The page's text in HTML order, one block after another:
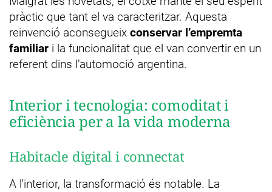
pràctic que tant el va caracteritzar. Aquesta
reinvenció aconsegueix conservar l’empremta
familiar i la funcionalitat que el van convertir en un
referent dins l’automoció argentina.
Interior i tecnologia: comoditat i
eficiència per a la vida moderna
Habitacle digital i connectat
A l'interior, la transformació és notable. La